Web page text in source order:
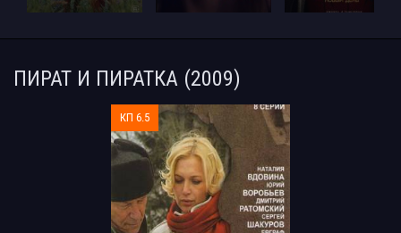
ПИРАТ И ПИРАТКА (2009)
КП 6.5